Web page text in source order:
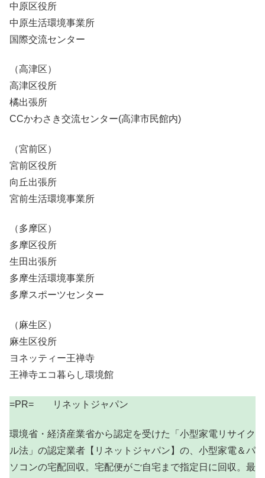
中原区役所
中原生活環境事業所
国際交流センター
（高津区）
高津区役所
橘出張所
CCかわさき交流センター(高津市民館内)
（宮前区）
宮前区役所
向丘出張所
宮前生活環境事業所
（多摩区）
多摩区役所
生田出張所
多摩生活環境事業所
多摩スポーツセンター
（麻生区）
麻生区役所
ヨネッティー王禅寺
王禅寺エコ暮らし環境館
=PR= リネットジャパン
環境省・経済産業省から認定を受けた「小型家電リサイク
ル法」の認定業者【リネットジャパン】の、小型家電＆パ
ソコンの宅配回収。宅配便がご自宅まで指定日に回収。最